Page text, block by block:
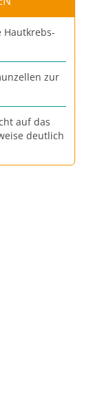
Hautkrebs-
zur
auf das
deutlich